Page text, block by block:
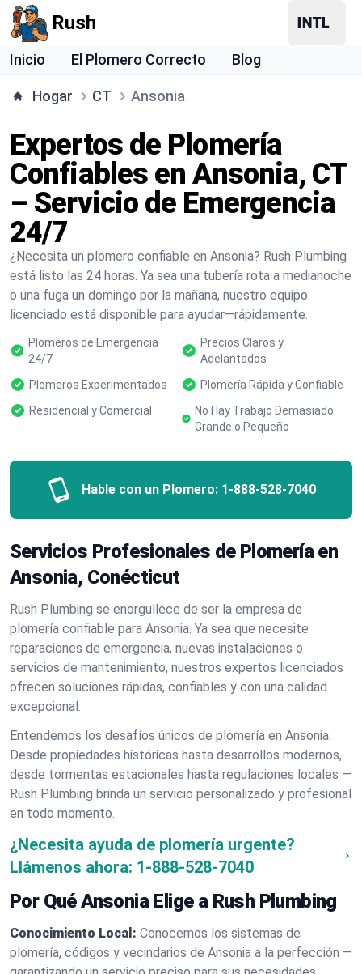
Rush
Inicio El Plomero Correcto Blog
Hogar CT Ansonia
Expertos de Plomería
Confiables en Ansonia, CT
– Servicio de Emergencia
24/7
¿Necesita un plomero confiable en Ansonia? Rush Plumbing
está listo las 24 horas. Ya sea una tubería rota a medianoche
o una fuga un domingo por la mañana, nuestro equipo
licenciado está disponible para ayudar—rápidamente.
Plomeros de Emergencia
24/7
Precios Claros y
Adelantados
Plomeros Experimentados
Plomería Rápida y Confiable
Residencial y Comercial
No Hay Trabajo Demasiado
Grande o Pequeño
Hable con un Plomero: 1-888-528-7040
Servicios Profesionales de Plomería en
Ansonia, Conécticut
Rush Plumbing se enorgullece de ser la empresa de
plomería confiable para Ansonia. Ya sea que necesite
reparaciones de emergencia, nuevas instalaciones o
servicios de mantenimiento, nuestros expertos licenciados
ofrecen soluciones rápidas, confiables y con una calidad
excepcional.
Entendemos los desafíos únicos de plomería en Ansonia.
Desde propiedades históricas hasta desarrollos modernos,
desde tormentas estacionales hasta regulaciones locales —
Rush Plumbing brinda un servicio personalizado y profesional
en todo momento.
¿Necesita ayuda de plomería urgente?
Llámenos ahora: 1-888-528-7040
Por Qué Ansonia Elige a Rush Plumbing
Conocimiento Local: Conocemos los sistemas de
plomería, códigos y vecindarios de Ansonia a la perfección —